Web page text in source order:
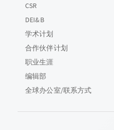
CSR
DEI&B
学术计划
合作伙伴计划
职业生涯
编辑部
全球办公室/联系方式